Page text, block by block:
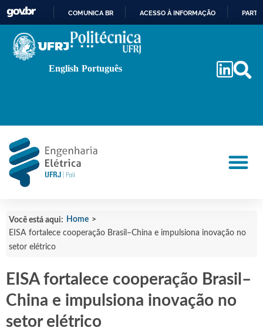
PARA
COMUNICA BR ACESSO À INFORMAÇÃO
English Português
Você está aqui: Home >
EISA fortalece cooperação Brasil–China e impulsiona inovação no
setor elétrico
EISA fortalece cooperação Brasil–
China e impulsiona inovação no
setor elétrico